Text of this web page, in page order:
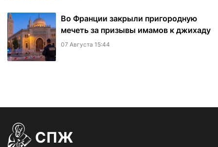
Во Франции закрыли пригородную
мечеть за призывы имамов к джихаду
07 Августа 15:44
СПЖ